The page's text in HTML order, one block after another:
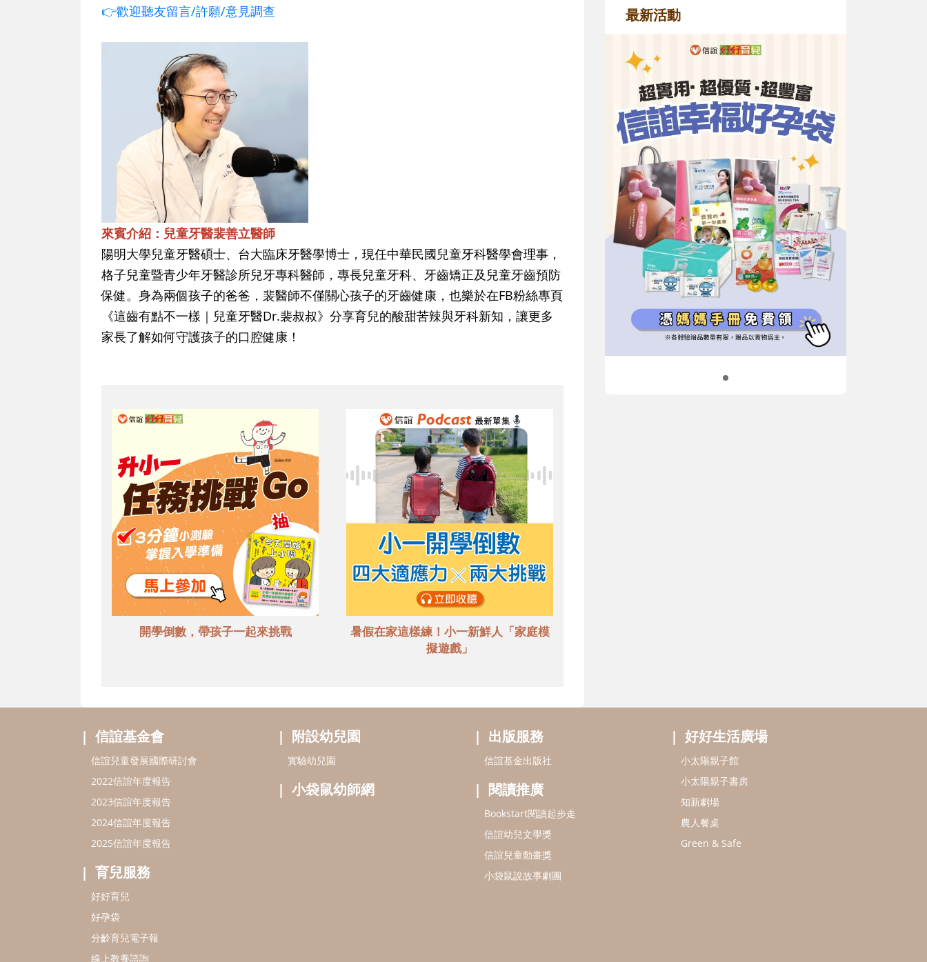
👉歡迎聽友留言/許願/意見調查
來賓介紹：兒童牙醫裴善立醫師
陽明大學兒童牙醫碩士、台大臨床牙醫學博士，現任中華民國兒童牙科醫學會理事，
格子兒童暨青少年牙醫診所兒牙專科醫師，專長兒童牙科、牙齒矯正及兒童牙齒預防
保健。身為兩個孩子的爸爸，裴醫師不僅關心孩子的牙齒健康，也樂於在FB粉絲專頁
《這齒有點不一樣｜兒童牙醫Dr.裴叔叔》分享育兒的酸甜苦辣與牙科新知，讓更多
家長了解如何守護孩子的口腔健康！
開學倒數，帶孩子一起來挑戰
暑假在家這樣練！小一新鮮人「家庭模
擬遊戲」
最新活動
信誼基金會
信誼兒童發展國際研討會
2022信誼年度報告
2023信誼年度報告
2024信誼年度報告
2025信誼年度報告
育兒服務
好好育兒
好孕袋
分齡育兒電子報
線上教養諮詢
附設幼兒園
實驗幼兒園
小袋鼠幼師網
出版服務
信誼基金出版社
閱讀推廣
Bookstart閱讀起步走
信誼幼兒文學獎
信誼兒童動畫獎
小袋鼠說故事劇團
好好生活廣場
小太陽親子館
小太陽親子書房
知新劇場
農人餐桌
Green & Safe